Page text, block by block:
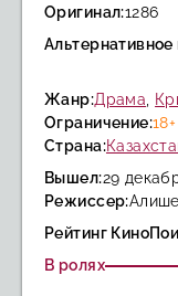
Оригинал:1286
Альтернативное
Жанр:Драма
Ограничение:18+
Страна:
Вышел:29
Режиссер:
Рейтинг
В ролях